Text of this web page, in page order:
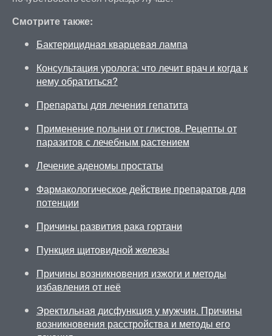
Смотрите также:
Бактерицидная кварцевая лампа
Консультация уролога: что лечит врач и когда к
нему обратиться?
Препараты для лечения гепатита
Применение полыни от глистов. Рецепты от
паразитов с лечебным растением
Лечение аденомы простаты
Фармакологическое действие препаратов для
потенции
Причины развития рака гортани
Пункция щитовидной железы
Причины возникновения изжоги и методы
избавления от неё
Эректильная дисфункция у мужчин. Причины
возникновения расстройства и методы его